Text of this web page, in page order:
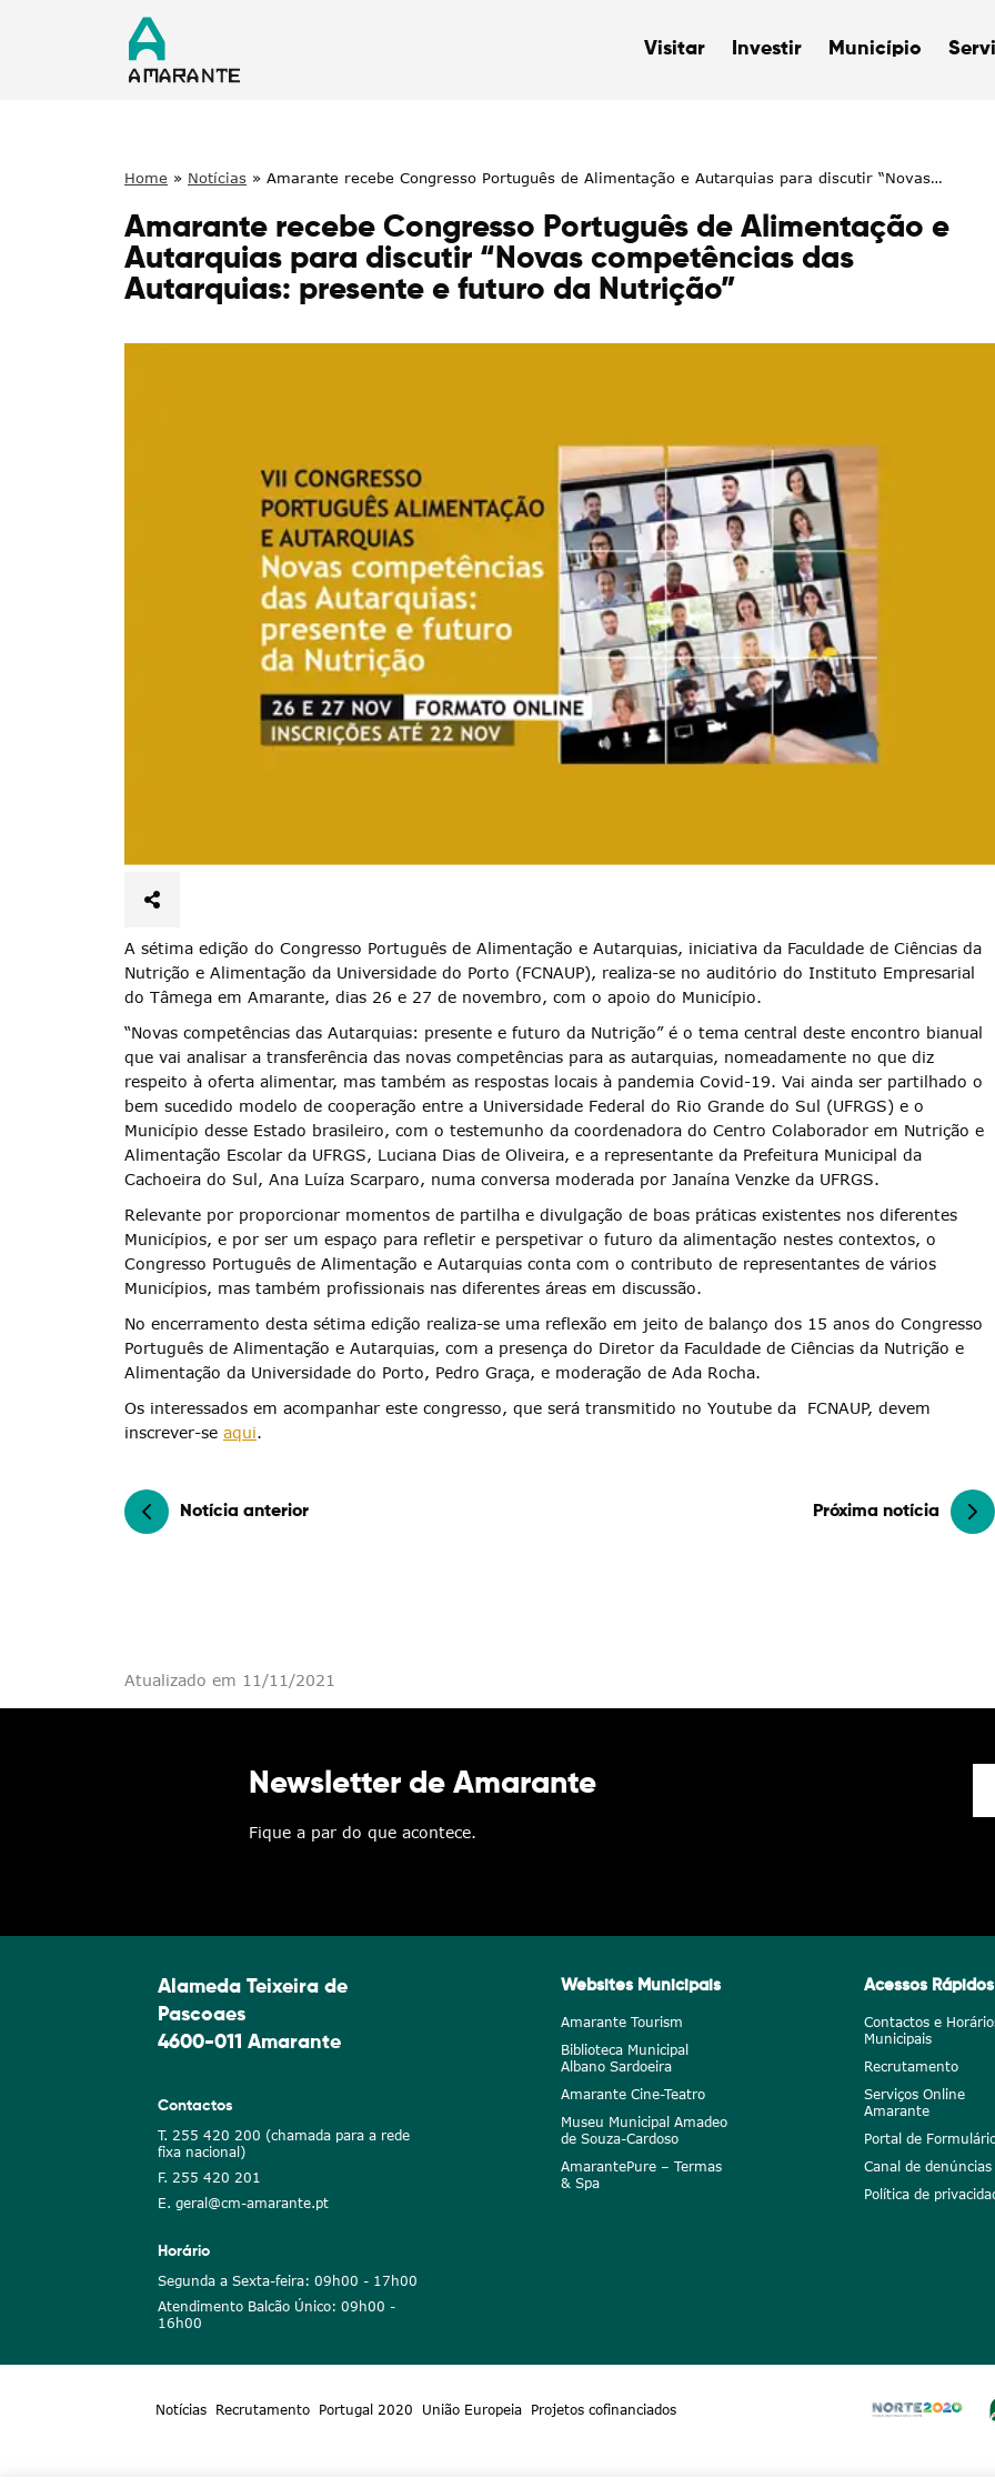
Visitar Investir Município
Termo de Pesquisa
Categorias gerais
Home » Notícias » Amarante recebe Congresso Português de Alimentação e Autarquias para discutir “Novas
Amarante recebe Congresso Português de Alimentação e
Autarquias para discutir “Novas competências das
Autarquias: presente e futuro da Nutrição”
A sétima edição do Congresso Português de Alimentação e Autarquias, iniciativa da Faculdade de Ciências da
Nutrição e Alimentação da Universidade do Porto (FCNAUP), realiza-se no auditório do Instituto Empresarial
do Tâmega em Amarante, dias 26 e 27 de novembro, com o apoio do Município.
“Novas competências das Autarquias: presente e futuro da Nutrição” é o tema central deste encontro bianual
que vai analisar a transferência das novas competências para as autarquias, nomeadamente no que diz
respeito à oferta alimentar, mas também as respostas locais à pandemia Covid-19. Vai ainda ser partilhado o
bem sucedido modelo de cooperação entre a Universidade Federal do Rio Grande do Sul (UFRGS) e o
Município desse Estado brasileiro, com o testemunho da coordenadora do Centro Colaborador em Nutrição e
Alimentação Escolar da UFRGS, Luciana Dias de Oliveira, e a representante da Prefeitura Municipal da
Cachoeira do Sul, Ana Luíza Scarparo, numa conversa moderada por Janaína Venzke da UFRGS.
Relevante por proporcionar momentos de partilha e divulgação de boas práticas existentes nos diferentes
Municípios, e por ser um espaço para refletir e perspetivar o futuro da alimentação nestes contextos, o
Congresso Português de Alimentação e Autarquias conta com o contributo de representantes de vários
Municípios, mas também profissionais nas diferentes áreas em discussão.
No encerramento desta sétima edição realiza-se uma reflexão em jeito de balanço dos 15 anos do Congresso
Português de Alimentação e Autarquias, com a presença do Diretor da Faculdade de Ciências da Nutrição e
Alimentação da Universidade do Porto, Pedro Graça, e moderação de Ada Rocha.
Os interessados em acompanhar este congresso, que será transmitido no Youtube da FCNAUP, devem
inscrever-se aqui.
Notícia anterior Próxima notícia
Atualizado em 11/11/2021
Newsletter de Amarante
Fique a par do que acontece.
Alameda Teixeira de
Pascoaes
4600-011 Amarante
Contactos
T. 255 420 200 (chamada para a rede
fixa nacional)
F. 255 420 201
E. geral@cm-amarante.pt
Horário
Segunda a Sexta-feira: 09h00 - 17h00
Atendimento Balcão Único: 09h00 -
16h00
Websites Municipais
Amarante Tourism
Biblioteca Municipal
Albano Sardoeira
Amarante Cine-Teatro
Museu Municipal Amadeo
de Souza-Cardoso
AmarantePure – Termas
& Spa
Acessos Rápidos
Contactos e
Municipais
Recrutamento
Serviços Online
Amarante
Portal de
Canal de denúncias
Política de
Notícias Recrutamento Portugal 2020 União Europeia Projetos cofinanciados